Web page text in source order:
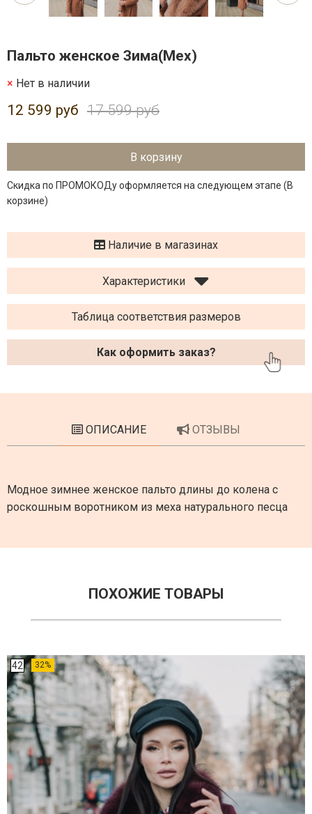
Пальто женское Зима(Мех)
Нет в наличии
12 599 руб 17 599 руб
В корзину
Скидка по ПРОМОКОДу оформляется на следующем этапе (В
корзине)
Наличие в магазинах
Характеристики
Таблица соответствия размеров
Как оформить заказ?
ОПИСАНИЕ ОТЗЫВЫ
Модное зимнее женское пальто длины до колена с
роскошным воротником из меха натурального песца
ПОХОЖИЕ ТОВАРЫ
32%
42